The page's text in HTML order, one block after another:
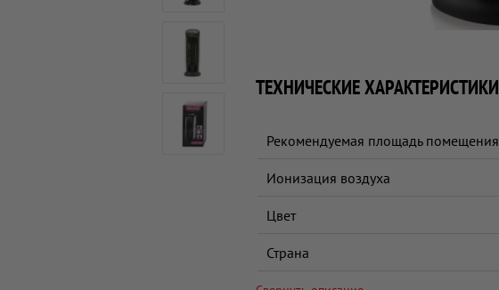
ТЕХНИЧЕСКИЕ ХАРАКТЕРИСТИКИ
Рекомендуемая площадь помещения
Ионизация воздуха
Цвет
Страна